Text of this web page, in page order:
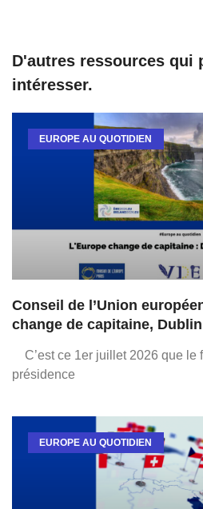
D'autres ressources qui
intéresser.
EUROPE AU QUOTIDIEN
Conseil de l’Union
change de capitaine,
C’est ce 1er juillet 2026 que le
présidence
EUROPE AU QUOTIDIEN